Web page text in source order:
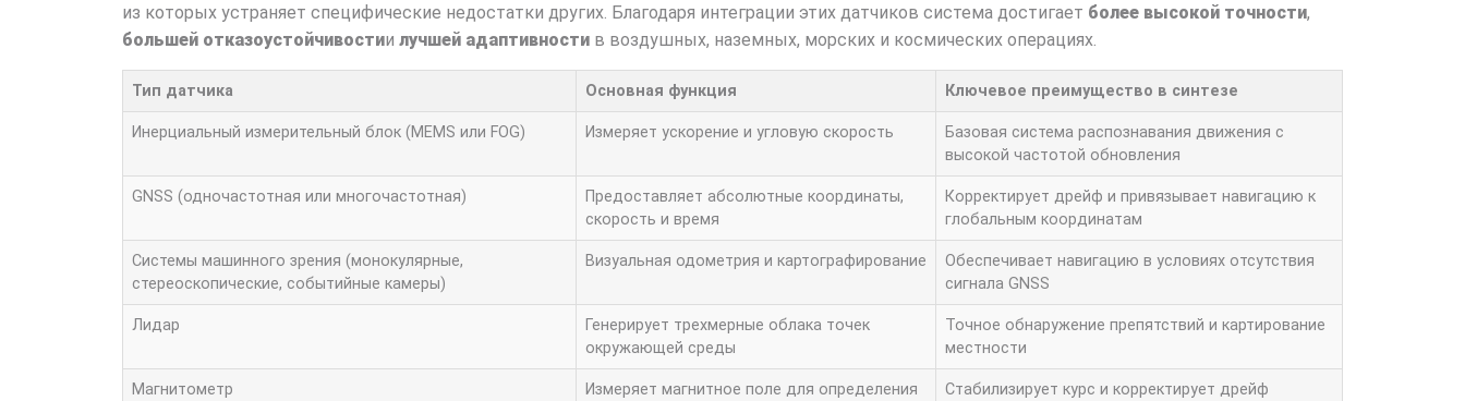
из которых устраняет специфические недостатки других. Благодаря интеграции этих датчиков система достигает более высокой точности,
большей отказоустойчивостии лучшей адаптивности в воздушных, наземных, морских и космических операциях.
Тип датчика Основная функция Ключевое преимущество в синтезе
Инерциальный измерительный блок (MEMS или FOG) Измеряет ускорение и угловую скорость
Базовая система распознавания движения с
высокой частотой обновления
GNSS (одночастотная или многочастотная)
Предоставляет абсолютные координаты,
скорость и время
Корректирует дрейф и привязывает навигацию к
глобальным координатам
Системы машинного зрения (монокулярные,
стереоскопические, событийные камеры)
Визуальная одометрия и картографирование
Обеспечивает навигацию в условиях отсутствия
сигнала GNSS
Лидар
Генерирует трехмерные облака точек
окружающей среды
Точное обнаружение препятствий и картирование
местности
Магнитометр
Измеряет магнитное поле для определения
Стабилизирует курс и корректирует дрейф